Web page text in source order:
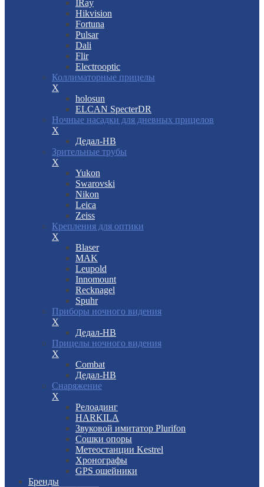
IRay
Hikvision
Fortuna
Pulsar
Dali
Flir
Electrooptic
Коллиматорные прицелы
X
holosun
ELCAN SpecterDR
Ночные насадки для дневных прицелов
X
Дедал-НВ
Зрительные трубы
X
Yukon
Swarovski
Nikon
Leica
Zeiss
Крепления для оптики
X
Blaser
MAK
Leupold
Innomount
Recknagel
Spuhr
Приборы ночного видения
X
Дедал-НВ
Прицелы ночного видения
X
Combat
Дедал-НВ
Снаряжение
X
Релоадинг
HARKILA
Звуковой имитатор Plurifon
Сошки опоры
Метеостанции Kestrel
Хронографы
GPS ошейники
Бренды